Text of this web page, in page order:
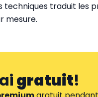
techniques traduit les
mesure.
gratuit!